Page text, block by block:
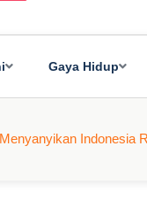
Gaya Hidup
Indonesia